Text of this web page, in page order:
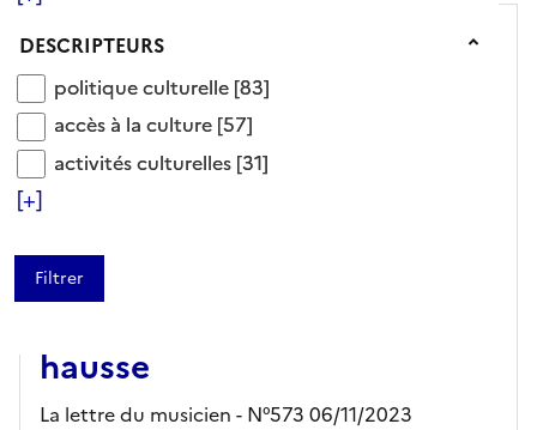
Descripteurs
DESCRIPTEURS
politique culturelle
politique culturelle [83]
accès à la culture
accès à la culture [57]
activités culturelles
activités culturelles [31]
[+]
Projet de loi de finances
hausse
La lettre du musicien - N°573 06/11/2023